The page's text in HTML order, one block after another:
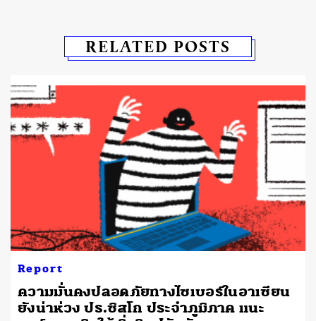
RELATED POSTS
Report
ความมั่นคงปลอดภัยทางไซเบอร์ในอาเซียน
ยังน่าห่วง ปธ.ซิสโก ประจำภูมิภาค แนะ